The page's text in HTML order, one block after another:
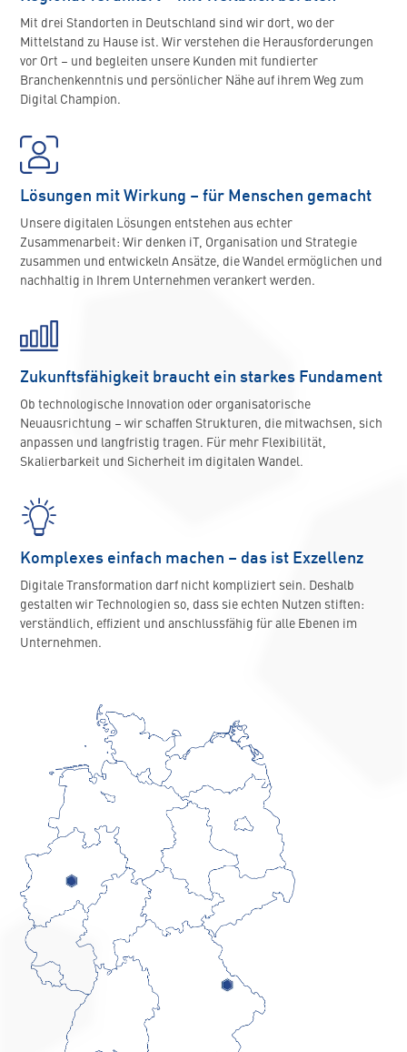
Mit drei Standorten in Deutschland sind wir dort, wo der
Mittelstand zu Hause ist. Wir verstehen die Herausforderungen
vor Ort – und begleiten unsere Kunden mit fundierter
Branchenkenntnis und persönlicher Nähe auf ihrem Weg zum
Digital Champion.
Lösungen mit Wirkung – für Menschen gemacht
Unsere digitalen Lösungen entstehen aus echter
Zusammenarbeit: Wir denken iT, Organisation und Strategie
zusammen und entwickeln Ansätze, die Wandel ermöglichen und
nachhaltig in Ihrem Unternehmen verankert werden.
Zukunftsfähigkeit braucht ein starkes Fundament
Ob technologische Innovation oder organisatorische
Neuausrichtung – wir schaffen Strukturen, die mitwachsen, sich
anpassen und langfristig tragen. Für mehr Flexibilität,
Skalierbarkeit und Sicherheit im digitalen Wandel.
Komplexes einfach machen – das ist Exzellenz
Digitale Transformation darf nicht kompliziert sein. Deshalb
gestalten wir Technologien so, dass sie echten Nutzen stiften:
verständlich, effizient und anschlussfähig für alle Ebenen im
Unternehmen.